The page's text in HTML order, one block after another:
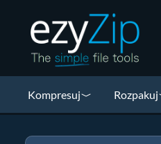
Kompresuj Rozpakuj